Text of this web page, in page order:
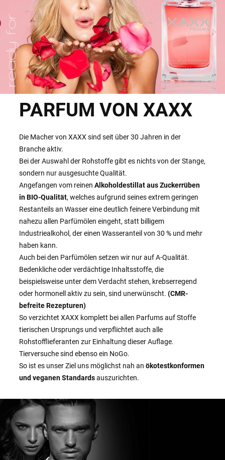
PARFUM VON XAXX
Die Macher von XAXX sind seit über 30 Jahren in der
Branche aktiv.
Bei der Auswahl der Rohstoffe gibt es nichts von der Stange,
sondern nur ausgesuchte Qualität.
Angefangen vom reinenAlkoholdestillat aus Zuckerrüben
in BIO-Qualität, welches aufgrund seines extrem geringen
Restanteils an Wasser eine deutlich feinere Verbindung mit
nahezu allen Parfümölen eingeht, statt billigem
Industriealkohol, der einen Wasseranteil von 30 % und mehr
haben kann.
Auch bei den Parfümölen setzen wir nur auf A-Qualität.
Bedenkliche oder verdächtige Inhaltsstoffe, die
beispielsweise unter dem Verdacht stehen, krebserregend
oder hormonell aktiv zu sein, sind unerwünscht.(CMR-
befreite Rezepturen)
So verzichtet XAXX komplett bei allen Parfums auf Stoffe
tierischen Ursprungs und verpflichtet auch alle
Rohstofflieferanten zur Einhaltung dieser Auflage.
Tierversuche sind ebenso ein NoGo.
So ist es unser Ziel uns möglichst nah anökotestkonformen
und veganen Standardsauszurichten.